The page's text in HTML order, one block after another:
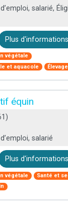
salarié,
Plus d'informations
végétale
et aquacole
équin
salarié
Plus d'informations
végétale
Santé et